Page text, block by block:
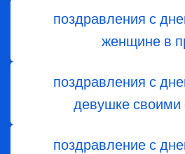
поздравления с
женщине в
поздравления с
девушке своими
поздравление с